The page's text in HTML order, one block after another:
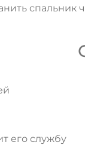
спальник
его службу